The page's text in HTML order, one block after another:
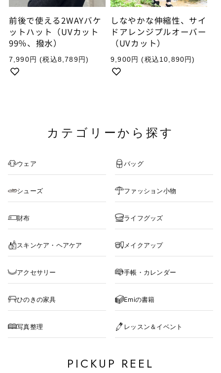
前後で使える2WAYバケ
ットハット（UVカット
99％、撥水）
通
常
価
7,990円(税込8,789円)
しなやかな伸縮性、サイ
ドアレンジプルオーバー
（UVカット）
通
常
価
9,900円(税込10,890円)
カテゴリーから探す
ウェア バッグ
シューズ ファッション小物
財布 ライフグッズ
スキンケア・ヘアケア メイクアップ
アクセサリー 手帳・カレンダー
ひのきの家具 Emiの書籍
写真整理 レッスン＆イベント
PICKUP REEL